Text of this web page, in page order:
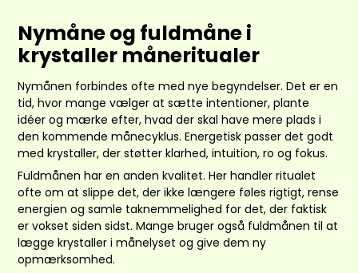
Nymåne og fuldmåne i
krystaller måneritualer
Nymånen forbindes ofte med nye begyndelser. Det er en
tid, hvor mange vælger at sætte intentioner, plante
idéer og mærke efter, hvad der skal have mere plads i
den kommende månecyklus. Energetisk passer det godt
med krystaller, der støtter klarhed, intuition, ro og fokus.
Fuldmånen har en anden kvalitet. Her handler ritualet
ofte om at slippe det, der ikke længere føles rigtigt, rense
energien og samle taknemmelighed for det, der faktisk
er vokset siden sidst. Mange bruger også fuldmånen til at
lægge krystaller i månelyset og give dem ny
opmærksomhed.